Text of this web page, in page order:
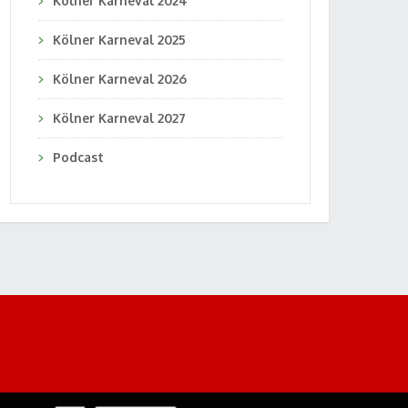
Kölner Karneval 2025
Kölner Karneval 2026
Kölner Karneval 2027
Podcast